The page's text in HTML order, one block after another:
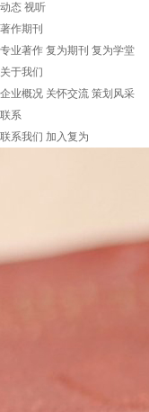
动态 视听
著作期刊
专业著作 复为期刊 复为学堂
关于我们
企业概况 关怀交流 策划风采
联系
联系我们 加入复为